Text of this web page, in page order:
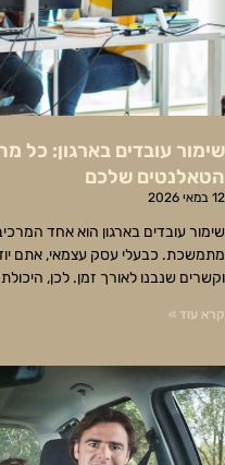
שימור עובדים בארגון: כל
הטאלנטים שלכם
12 במאי 2026
שימור עובדים בארגון הוא אחד
מתמשכת. כבעלי עסק עצמאי, אתם
וקשרים שנבנו לאורך זמן. לכן,
קרא עוד »